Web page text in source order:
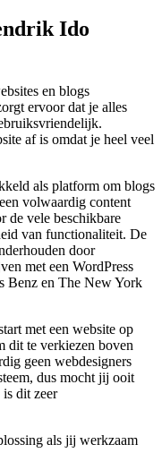
Ido
en blogs
ervoor dat je alles
af is omdat je heel veel
als platform om blogs
volwaardig content
de vele beschikbare
van functionaliteit. De
door
met een WordPress
Benz en The New York
met een website op
dit te verkiezen boven
geen webdesigners
dus mocht jij ooit
dit zeer
als jij werkzaam